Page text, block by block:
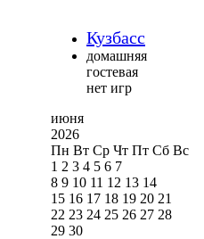
Кузбасс
домашняя
гостевая
нет игр
июня
2026
Пн Вт Ср Чт Пт Сб Вс
1 2 3 4 5 6 7
8 9 10 11 12 13 14
15 16 17 18 19 20 21
22 23 24 25 26 27 28
29 30